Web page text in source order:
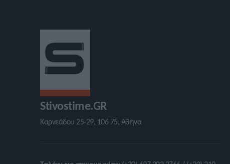
Stivostime.GR
Καρνεάδου 25-29, 106 75, Αθήνα